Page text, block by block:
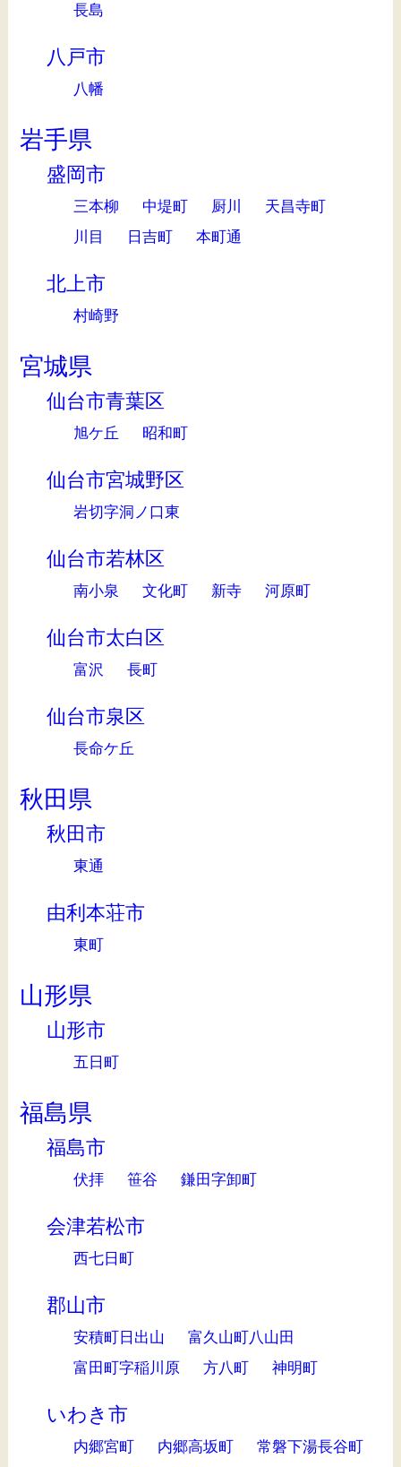
長島
八戸市
八幡
岩手県
盛岡市
三本柳 中堤町 厨川
天昌寺町
川目
日吉町 本町通
北上市
村崎野
宮城県
仙台市青葉区
旭ケ丘 昭和町
仙台市宮城野区
岩切字洞ノ口東
仙台市若林区
南小泉 文化町 新寺 河原町
仙台市太白区
富沢 長町
仙台市泉区
長命ケ丘
秋田県
秋田市
東通
由利本荘市
東町
山形県
山形市
五日町
福島県
福島市
伏拝 笹谷 鎌田字卸町
会津若松市
西七日町
郡山市
安積町日出山
富久山町八山田
富田町字稲川原
方八町 神明町
いわき市
内郷宮町 内郷高坂町
常磐下湯長谷町